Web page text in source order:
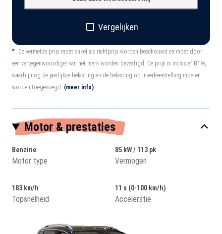
Vergelijken
*
De vermelde prijs moet enkel als richtprijs worden beschouwd en moet door
een vertegenwoordiger van het merk worden bevestigd. De prijs is inclusief BTW,
waarbij nog de jaarlijkse belasting en de belasting op inverkeerstelling moeten
worden toegevoegd. (meer info)
Motor & prestaties
Benzine
Motor type
85 kW / 113 pk
Vermogen
183 km/h
Topsnelheid
11 s (0-100 km/h)
Acceleratie